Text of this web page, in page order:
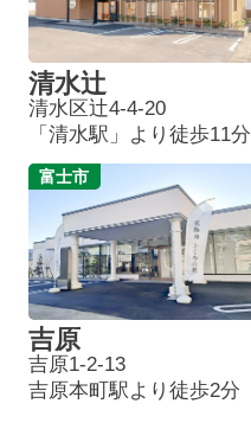
清水辻
清水区辻4-4-20
「清水駅」より徒歩11分
富士市
吉原
吉原1-2-13
吉原本町駅より徒歩2分